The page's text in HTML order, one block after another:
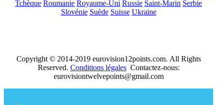
Tchèque Roumanie Royaume-Uni Russie Saint-Marin Serbie
Slovénie Suède Suisse Ukraine
Copyright © 2014-2019 eurovision12points.com. All Rights
Reserved. Conditions légalesContactez-nous:
eurovisiontwelvepoints@gmail.com